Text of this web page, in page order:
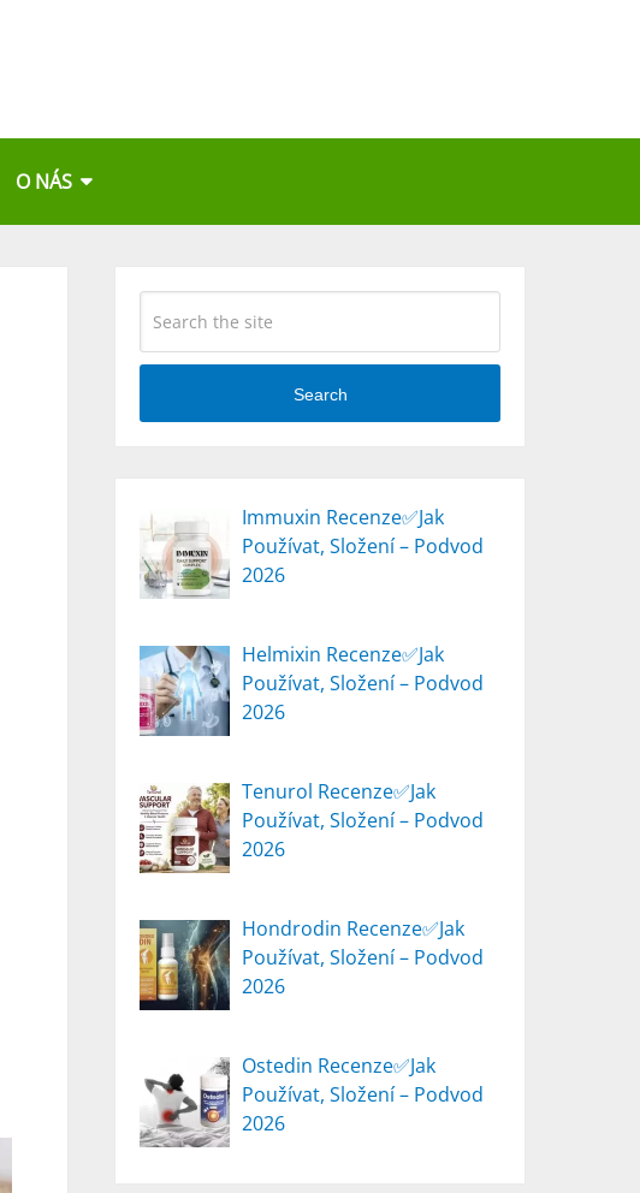
O NÁS
Search
Immuxin Recenze✅Jak
Používat, Složení – Podvod
2026
Helmixin Recenze✅Jak
Používat, Složení – Podvod
2026
Tenurol Recenze✅Jak
Používat, Složení – Podvod
2026
Hondrodin Recenze✅Jak
Používat, Složení – Podvod
2026
Ostedin Recenze✅Jak
Používat, Složení – Podvod
2026